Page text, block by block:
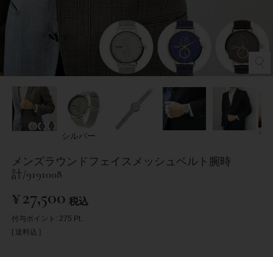
シルバー
メンズラウンドフェイスメッシュベルト腕時
計/9191008
¥27,500 税込
付与ポイント: 275 Pt.
送料込